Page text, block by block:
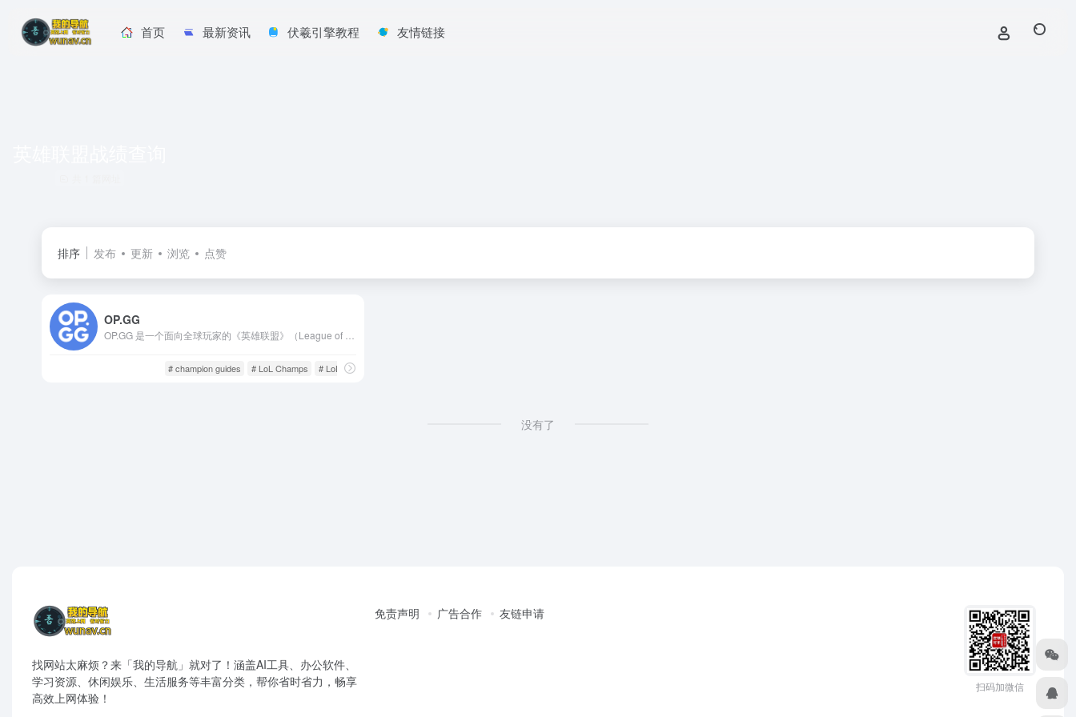
首页 最新资讯 伏羲引擎教程 友情链接
排序 发布 更新 浏览 点赞
OP.GG
# champion guides # LoL Champs # LoL stats
没有了
找网站太麻烦？来「我的导航」就对了！涵盖AI工具、办公软件、
学习资源、休闲娱乐、生活服务等丰富分类，帮你省时省力，畅享
高效上网体验！
免责声明 广告合作 友链申请
扫码加微信